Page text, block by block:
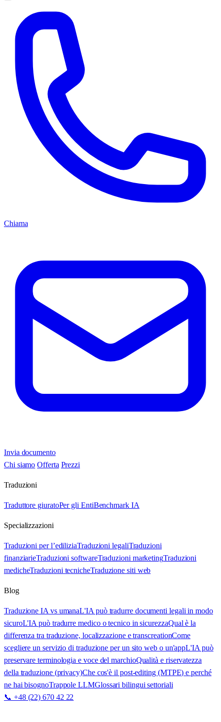
Chiama
Invia documento
Chi siamo Offerta Prezzi
Traduzioni
Traduttore giuratoPer gli EntiBenchmark IA
Specializzazioni
Traduzioni per l’ediliziaTraduzioni legaliTraduzioni
finanziarieTraduzioni softwareTraduzioni marketingTraduzioni
medicheTraduzioni tecnicheTraduzione siti web
Blog
Traduzione IA vs umanaL'IA può tradurre documenti legali in modo
sicuroL'IA può tradurre medico o tecnico in sicurezzaQual è la
differenza tra traduzione, localizzazione e transcreationCome
scegliere un servizio di traduzione per un sito web o un'appL'IA può
preservare terminologia e voce del marchioQualità e riservatezza
della traduzione (privacy)Che cos'è il post-editing (MTPE) e perché
ne hai bisognoTrappole LLMGlossari bilingui settoriali
📞 +48 (22) 670 42 22